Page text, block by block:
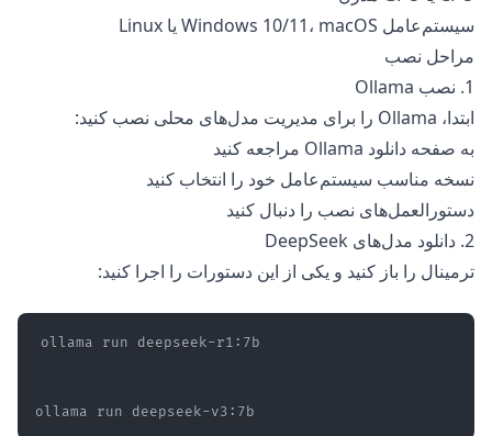
سیستم‌عامل Windows 10/11، macOS یا Linux
مراحل نصب
1. نصب Ollama
ابتدا، Ollama را برای مدیریت مدل‌های محلی نصب کنید:
به صفحه دانلود Ollama
مراجعه کنید
نسخه مناسب سیستم‌عامل خود را انتخاب کنید
دستورالعمل‌های نصب را دنبال کنید
2. دانلود مدل‌های DeepSeek
ترمینال را باز کنید و یکی از این دستورات را اجرا کنید:
ollama run deepseek-v3:7b